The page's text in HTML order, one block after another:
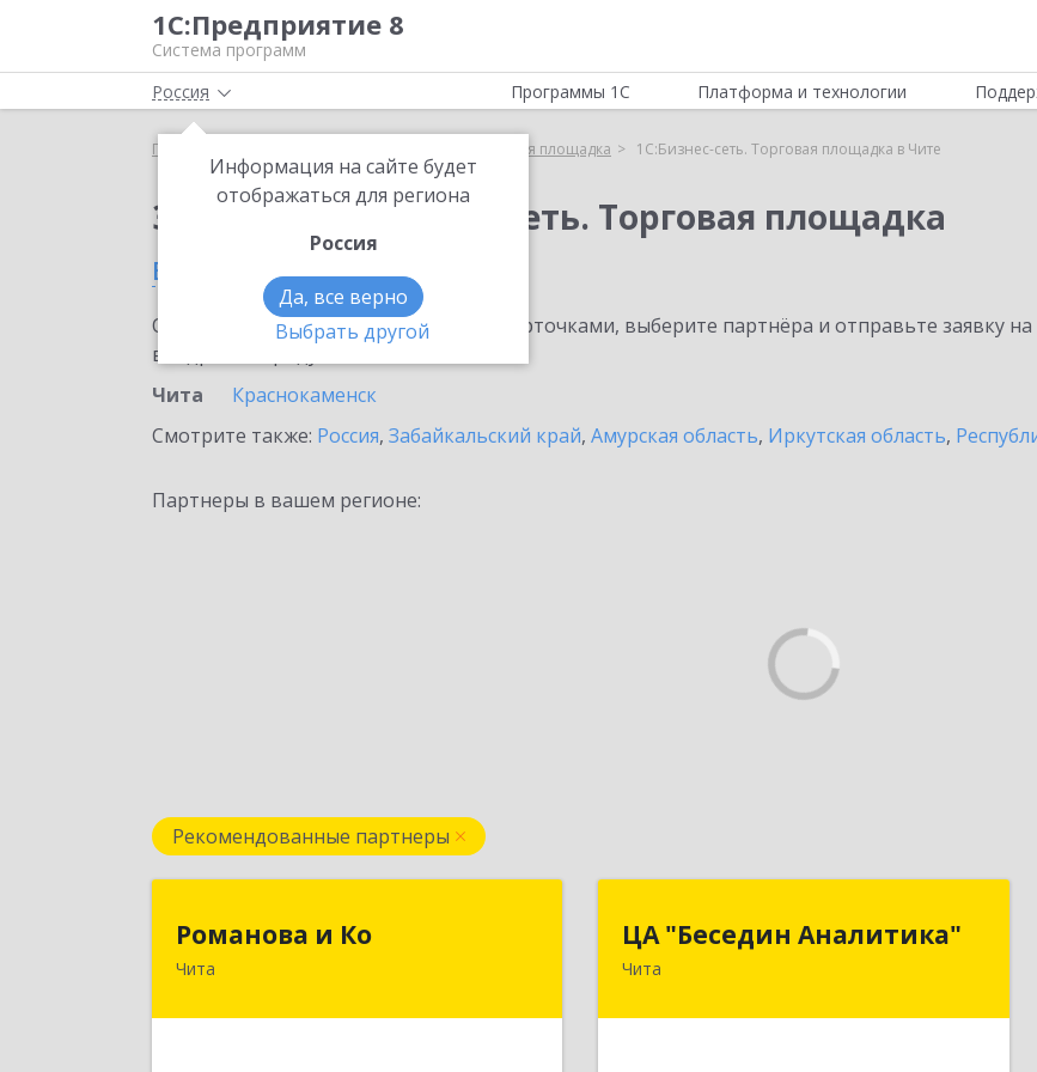
1С:Предприятие 8
Система программ
Россия
Информация на сайте будет
отображаться для региона
Россия
Да, все верно
Выбрать другой
Программы 1С Платформа и технологии
Главная 1С:Бизнес-сеть. Торговая площадка 1С:Бизнес-сеть. Торговая площадка в Чите
Заказать 1С:Бизнес-сеть. Торговая площадка
в Чите
Ознакомьтесь с информационными карточками, выберите партнёра и отправьте заявку
внедрение продукта.
Чита
Краснокаменск
Смотрите также: Россия, Забайкальский край, Амурская область, Иркутская область,
Партнеры в вашем регионе:
Рекомендованные партнеры
Романова и Ко
Чита672000, Забайкальский край, Чита г,
ЦА "Беседин Аналитика"
Чита672039, Забайкальский край, Чита г,